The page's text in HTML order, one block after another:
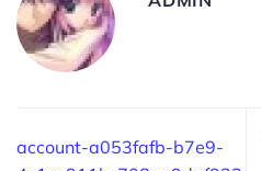
account-a053fafb-b7e9-